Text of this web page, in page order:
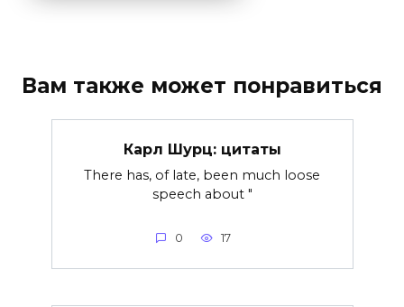
Вам также может понравиться
Карл Шурц: цитаты
There has, of late, been much loose
speech about "
0 17